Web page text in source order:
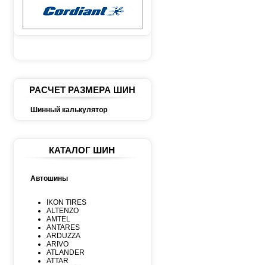
РАСЧЕТ РАЗМЕРА ШИН
Шинный калькулятор
КАТАЛОГ ШИН
Автошины
IKON TIRES
ALTENZO
AMTEL
ANTARES
ARDUZZA
ARIVO
ATLANDER
ATTAR